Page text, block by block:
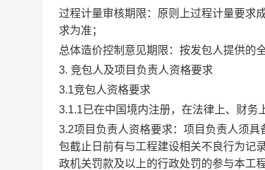
过程计量审核期限：原则上过程计量要求
求为准；
总体造价控制意见期限：按发包人提供的
3. 竞包人及项目负责人资格要求
3.1竞包人资格要求
3.1.1已在中国境内注册，在法律上、财务
3.2项目负责人资格要求： 项目负责人须具
包截止日前有与工程建设相关不良行为记
政机关罚款及以上的行政处罚的参与本工程